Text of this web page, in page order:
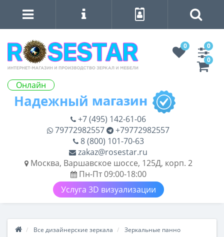
Онлайн
0
0
0
+7 (495) 142-61-06
79772982557
+79772982557
8 (800) 101-70-63
zakaz@rosestar.ru
Москва, Варшавское шоссе, 125Д, корп. 2
Пн-Пт 09:00-18:00
Услуга 3D визуализации
Все дизайнерские зеркала Зеркальные панно